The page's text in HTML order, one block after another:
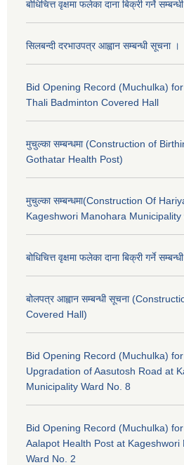
बोधिचित्त वृक्षमा फलेका दाना बिक्री गर्ने
सिलबन्दी दरभाउपत्र आह्वान सम्बन्धी सूचना ।
Bid Opening Record (Muchulka)
Thali Badminton Covered Hall
मुचुल्का सम्बन्धमा (Construction of
Gothatar Health Post)
मुचुल्का सम्बन्धमा(Construction Of
Kageshwori Manohara Municipality
बोधिचित्त वृक्षमा फलेका दाना बिक्री गर्ने
बोलपत्र आह्वान सम्बन्धी सूचना
Covered Hall)
Bid Opening Record (Muchulka)
Upgradation of Aasutosh Road at
Municipality Ward No. 8
Bid Opening Record (Muchulka)
Aalapot Health Post at
Ward No. 2